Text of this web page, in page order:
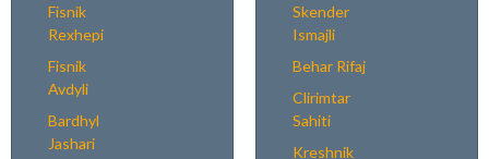
Fisnik
Rexhepi
Fisnik
Avdyli
Bardhyl
Jashari
Skender
Ismajli
Behar Rifaj
Clirimtar
Sahiti
Kreshnik